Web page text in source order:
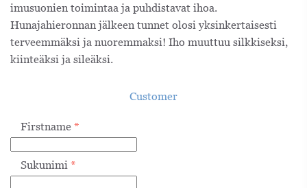
imusuonien toimintaa ja puhdistavat ihoa.
Hunajahieronnan jälkeen tunnet olosi yksinkertaisesti
terveemmäksi ja nuoremmaksi! Iho muuttuu silkkiseksi,
kiinteäksi ja sileäksi.
Customer
Firstname *
Sukunimi *